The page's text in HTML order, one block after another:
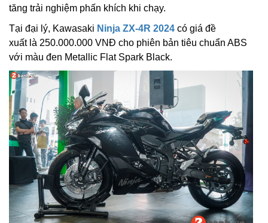
tăng trải nghiệm phấn khích khi chạy.
Tại đại lý, Kawasaki Ninja ZX-4R 2024 có giá đề
xuất là 250.000.000 VNĐ cho phiên bản tiêu chuẩn ABS
với màu đen Metallic Flat Spark Black.